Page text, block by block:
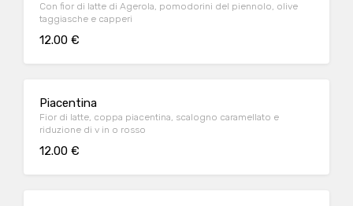
Con fior di latte di Agerola, pomodorini del piennolo, olive
taggiasche e capperi
12.00 €
Piacentina
Fior di latte, coppa piacentina, scalogno caramellato e
riduzione di v in o rosso
12.00 €